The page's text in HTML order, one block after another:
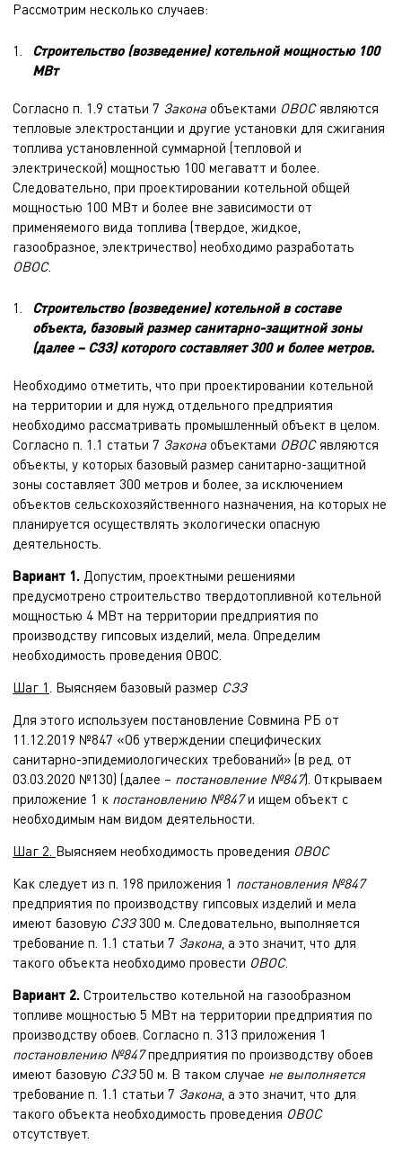
Рассмотрим несколько случаев:
Строительство (возведение) котельной мощностью 100
МВт
Согласно п. 1.9 статьи 7 Закона объектами ОВОСявляются
тепловые электростанции и другие установки для сжигания
топлива установленной суммарной (тепловой и
электрической) мощностью 100 мегаватт и более.
Следовательно, при проектировании котельной общей
мощностью 100 МВт и более вне зависимости от
применяемого вида топлива (твердое, жидкое,
газообразное, электричество) необходимо разработать
ОВОС.
Строительство (возведение) котельной в составе
объекта, базовый размер санитарно-защитной зоны
(далее – СЗЗ) которого составляет 300 и более метров.
Необходимо отметить, что при проектировании котельной
на территории и для нужд отдельного предприятия
необходимо рассматривать промышленный объект в целом.
Согласно п. 1.1 статьи 7 Закона объектами ОВОСявляются
объекты, у которых базовый размер санитарно-защитной
зоны составляет 300 метров и более, за исключением
объектов сельскохозяйственного назначения, на которых не
планируется осуществлять экологически опасную
деятельность.
Вариант 1. Допустим, проектными решениями
предусмотрено строительство твердотопливной котельной
мощностью 4 МВт на территории предприятия по
производству гипсовых изделий, мела. Определим
необходимость проведения ОВОС.
Шаг 1
. Выясняем базовый размер СЗЗ
Для этого используем постановление Совмина РБ от
11.12.2019 №847 «Об утверждении специфических
санитарно-эпидемиологических требований» (в ред. от
03.03.2020 №130) (далее – постановление №847). Открываем
приложение 1 к постановлению №847и ищем объект с
необходимым нам видом деятельности.
Шаг 2. Выясняем необходимость проведения ОВОС
Как следует из п. 198 приложения 1 постановления №847
предприятия по производству гипсовых изделий и мела
имеют базовую СЗЗ300 м. Следовательно, выполняется
требование п. 1.1 статьи 7 Закона , а это значит, что для
такого объекта необходимо провести ОВОС.
Вариант 2. Строительство котельной на газообразном
топливе мощностью 5 МВт на территории предприятия по
производству обоев. Согласно п. 313 приложения 1
постановлению №847предприятия по производству обоев
имеют базовую СЗЗ50 м. В таком случае не выполняется
требование п. 1.1 статьи 7 Закона , а это значит, что для
такого объекта необходимость проведения ОВОС
отсутствует.